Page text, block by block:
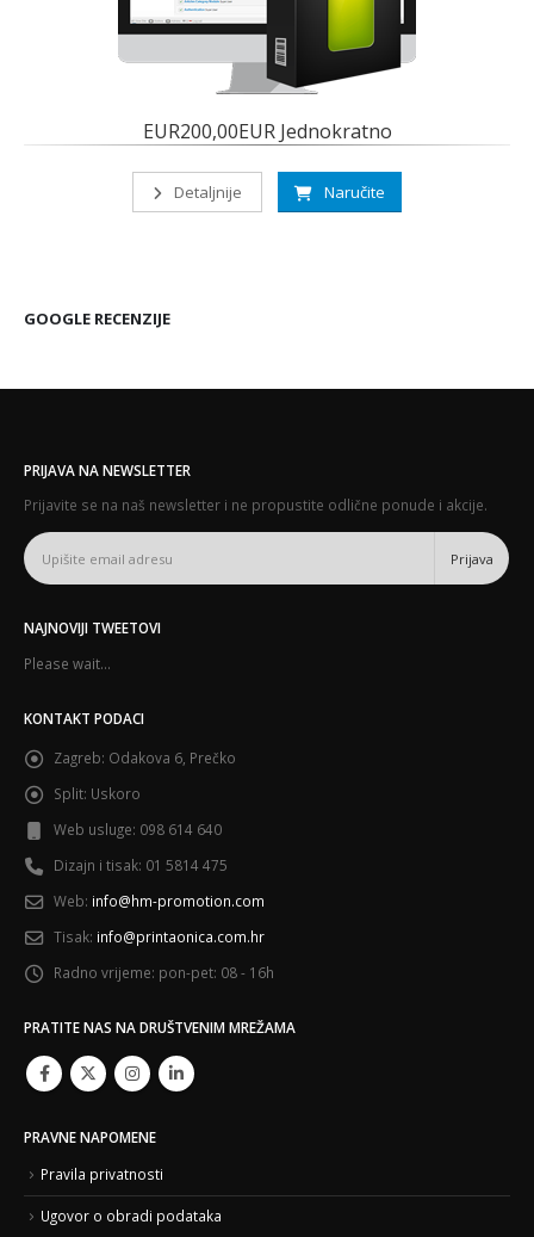
EUR200,00EUR Jednokratno
Detaljnije Naručite
GOOGLE RECENZIJE
PRIJAVA NA NEWSLETTER
Prijavite se na naš newsletter i ne propustite odlične ponude i akcije.
NAJNOVIJI TWEETOVI
Please wait...
KONTAKT PODACI
Zagreb: Odakova 6, Prečko
Split: Uskoro
Web usluge: 098 614 640
Dizajn i tisak: 01 5814 475
Web: info@hm-promotion.com
Tisak: info@printaonica.com.hr
Radno vrijeme: pon-pet: 08 - 16h
PRATITE NAS NA DRUŠTVENIM MREŽAMA
PRAVNE NAPOMENE
Pravila privatnosti
Ugovor o obradi podataka